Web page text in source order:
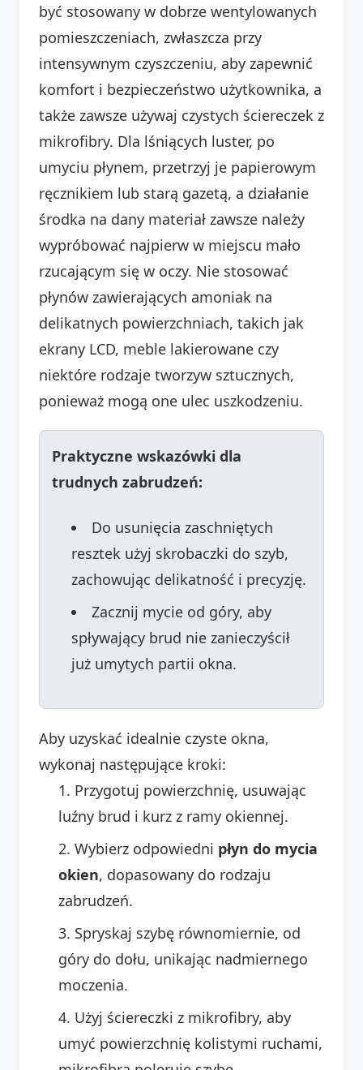
być stosowany w dobrze wentylowanych
pomieszczeniach, zwłaszcza przy
intensywnym czyszczeniu, aby zapewnić
komfort i bezpieczeństwo użytkownika, a
także zawsze używaj czystych ściereczek z
mikrofibry. Dla lśniących luster, po
umyciu płynem, przetrzyj je papierowym
ręcznikiem lub starą gazetą, a działanie
środka na dany materiał zawsze należy
wypróbować najpierw w miejscu mało
rzucającym się w oczy. Nie stosować
płynów zawierających amoniak na
delikatnych powierzchniach, takich jak
ekrany LCD, meble lakierowane czy
niektóre rodzaje tworzyw sztucznych,
ponieważ mogą one ulec uszkodzeniu.
Praktyczne wskazówki dla
trudnych zabrudzeń:
Do usunięcia zaschniętych
resztek użyj skrobaczki do szyb,
zachowując delikatność i precyzję.
Zacznij mycie od góry, aby
spływający brud nie zanieczyścił
już umytych partii okna.
Aby uzyskać idealnie czyste okna,
wykonaj następujące kroki:
Przygotuj powierzchnię, usuwając
luźny brud i kurz z ramy okiennej.
Wybierz odpowiedni płyn do mycia
okien, dopasowany do rodzaju
zabrudzeń.
Spryskaj szybę równomiernie, od
góry do dołu, unikając nadmiernego
moczenia.
Użyj ściereczki z mikrofibry, aby
umyć powierzchnię kolistymi ruchami,